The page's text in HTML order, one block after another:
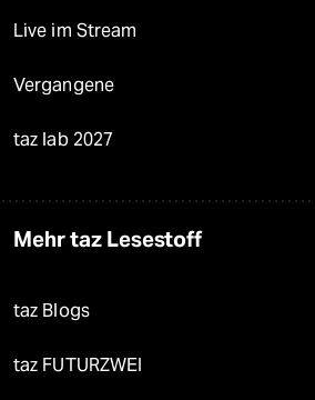
Live im Stream
Vergangene
taz lab 2027
Mehr taz Lesestoff
taz Blogs
taz FUTURZWEI